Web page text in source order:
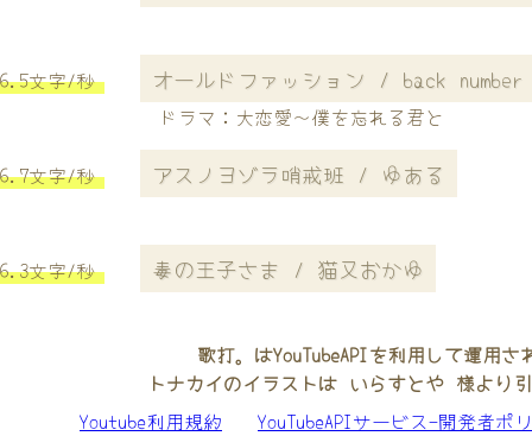
6.5文字/秒 オールドファッション / back number
ドラマ：大恋愛〜僕を忘れる君と
6.7文字/秒 アスノヨゾラ哨戒班 / ゆある
6.3文字/秒 毒の王子さま / 猫又おかゆ
歌打。はYouTubeAPIを利用して運用さ
トナカイのイラストは いらすとや 様より
Youtube利用規約
YouTubeAPIサービス-開発者ポ